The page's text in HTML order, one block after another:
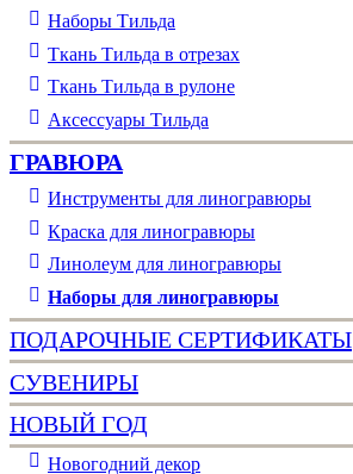
Наборы Тильда
Ткань Тильда в отрезах
Ткань Тильда в рулоне
Аксессуары Тильда
ГРАВЮРА
Инструменты для линогравюры
Краска для линогравюры
Линолеум для линогравюры
Наборы для линогравюры
ПОДАРОЧНЫЕ СЕРТИФИКАТЫ
СУВЕНИРЫ
НОВЫЙ ГОД
Новогодний декор